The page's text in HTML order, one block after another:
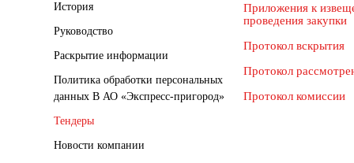
История
Руководство
Раскрытие информации
Политика обработки персональных
данных В АО «Экспресс-пригород»
Тендеры
Новости компании
Приложения к
проведения закупки
Протокол вскрытия
Протокол
Протокол комиссии